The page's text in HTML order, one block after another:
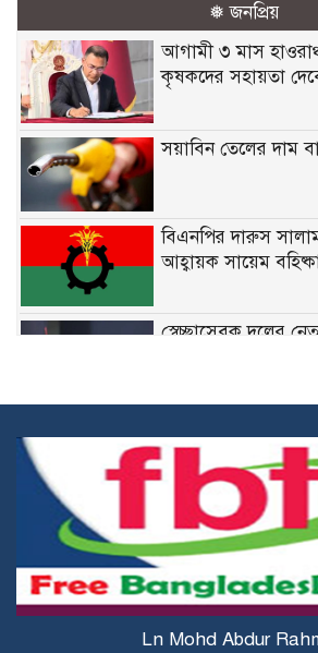
❅ জনপ্রিয়
আগামী ৩ মাস
কৃষকদের সহায়তা
সয়াবিন তেলের দাম
বিএনপির দারুস
আহ্বায়ক সায়েম
স্বেচ্ছাসেবক দলের
নির্দিষ্ট ফেডারেল
বাধ্যবাধকতা তুলে
কারিগরি শিক্ষার্থীদের
অ্যাকাউন্ট সংশোধনের
মির্জা ফখরুলের সঙ্গে
Ln Mohd Abdur